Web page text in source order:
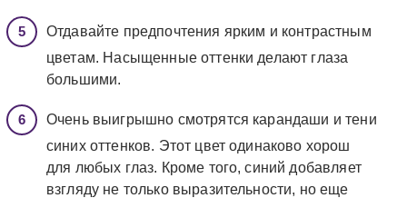
Отдавайте предпочтения ярким и контрастным
цветам. Насыщенные оттенки делают глаза
большими.
Очень выигрышно смотрятся карандаши и тени
синих оттенков. Этот цвет одинаково хорош
для любых глаз. Кроме того, синий добавляет
взгляду не только выразительности, но еще